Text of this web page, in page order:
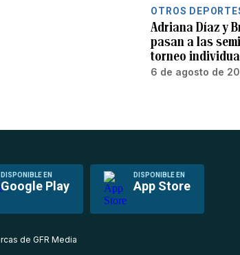
OTROS
Adriana Díaz y
pasan a las
torneo
6 de agosto de
DISPONIBLE EN
Google Play
DISPONIBLE EN
App Store
de GFR Media